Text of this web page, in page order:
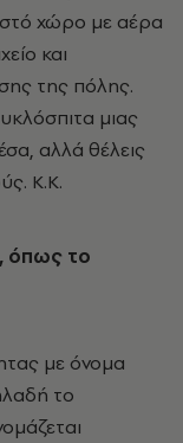
χώρο με αέρα
και
της πόλης.
μιας
αλλά θέλεις
Κ.Κ.
όπως το
με όνομα
το